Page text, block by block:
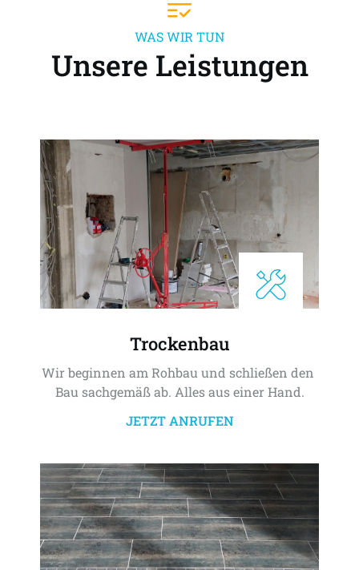
WAS WIR TUN
Unsere Leistungen
Trockenbau
Wir beginnen am Rohbau und schließen den
Bau sachgemäß ab. Alles aus einer Hand.
JETZT ANRUFEN